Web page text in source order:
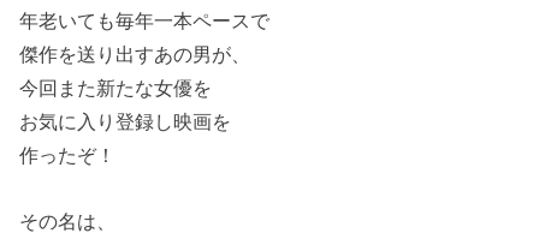
年老いても毎年一本ペースで
傑作を送り出すあの男が、
今回また新たな女優を
お気に入り登録し映画を
作ったぞ！
その名は、